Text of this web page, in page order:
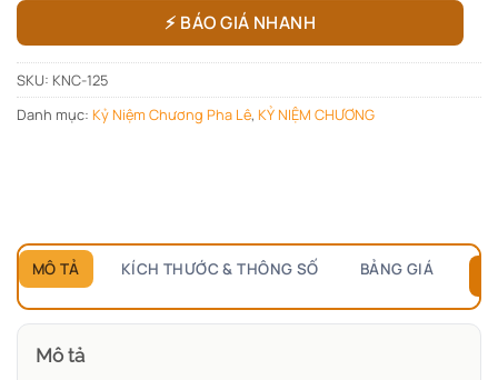
⚡ BÁO GIÁ NHANH
SKU: KNC-125
Danh mục: Kỷ Niệm Chương Pha Lê, KỶ NIỆM CHƯƠNG
MÔ TẢ KÍCH THƯỚC & THÔNG SỐ BẢNG GIÁ
Mô tả